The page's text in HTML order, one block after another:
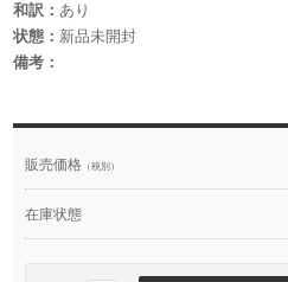
和訳：あり
状態： 新品未開封
備考：
販売価格 （税別）
在庫状態